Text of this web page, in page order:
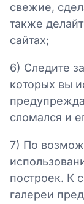
свежие,
также
сайтах;
6) Следите
которых вы
сломался и
7) По
построек. К
галереи